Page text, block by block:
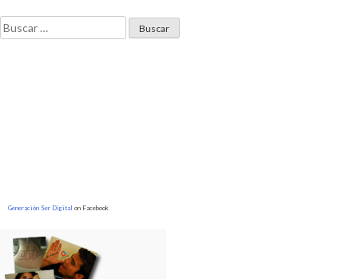
Buscar:
Generación Ser Digital on Facebook